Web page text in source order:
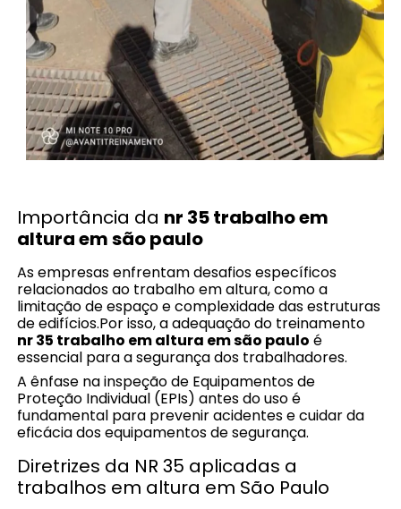
Importância da nr 35 trabalho em
altura em são paulo
As empresas enfrentam desafios específicos
relacionados ao trabalho em altura, como a
limitação de espaço e complexidade das estruturas
de edifícios.Por isso, a adequação do treinamento
nr 35 trabalho em altura em são paulo é
essencial para a segurança dos trabalhadores.
A ênfase na inspeção de Equipamentos de
Proteção Individual (EPIs) antes do uso é
fundamental para prevenir acidentes e cuidar da
eficácia dos equipamentos de segurança.
Diretrizes da NR 35 aplicadas a
trabalhos em altura em São Paulo